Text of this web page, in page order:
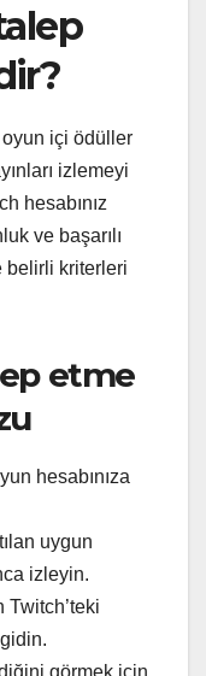
oyun içi ödüller
izlemeyi
hesabınız
ve başarılı
belirli kriterleri
etme
hesabınıza
uygun
izleyin.